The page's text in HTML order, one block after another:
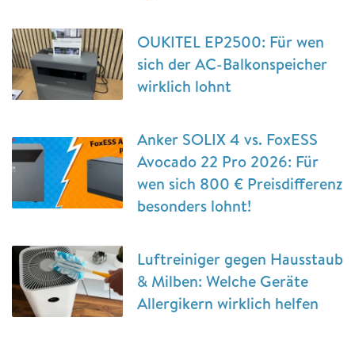
OUKITEL EP2500: Für wen
sich der AC-Balkonspeicher
wirklich lohnt
Anker SOLIX 4 vs. FoxESS
Avocado 22 Pro 2026: Für
wen sich 800 € Preisdifferenz
besonders lohnt!
Luftreiniger gegen Hausstaub
& Milben: Welche Geräte
Allergikern wirklich helfen